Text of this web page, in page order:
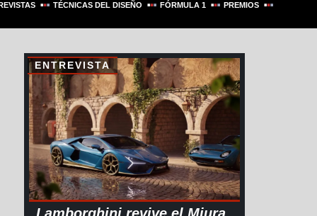
TÉCNICAS DEL DISEÑO FÓRMULA 1 PREMIOS
ENTREVISTA